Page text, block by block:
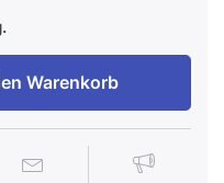
Warenkorb